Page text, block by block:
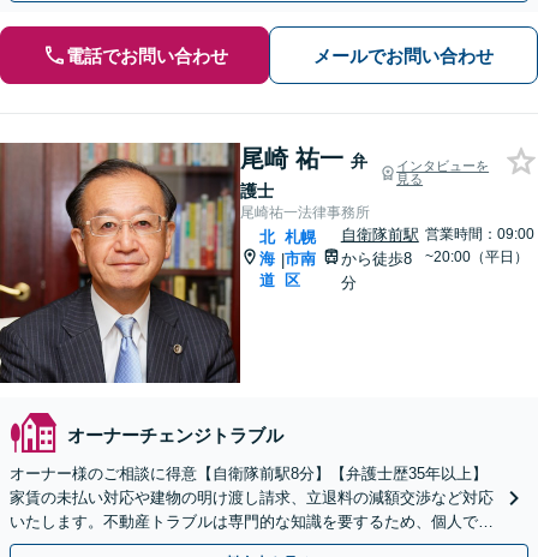
電話でお問い合わせ メールでお問い合わせ
尾崎 祐一 弁
護士
インタビューを
見る
尾崎祐一法律事務所
北
海
道
|
札幌
市南
区
自衛隊前駅
から徒歩8
分
営業時間：09:00
~20:00（平日）
オーナーチェンジトラブル
オーナー様のご相談に得意【自衛隊前駅8分】【弁護士歴35年以上】
家賃の未払い対応や建物の明け渡し請求、立退料の減額交渉など対応
いたします。不動産トラブルは専門的な知識を要するため、個人での
解決は困難です。【初回相談無料】【完全個室】